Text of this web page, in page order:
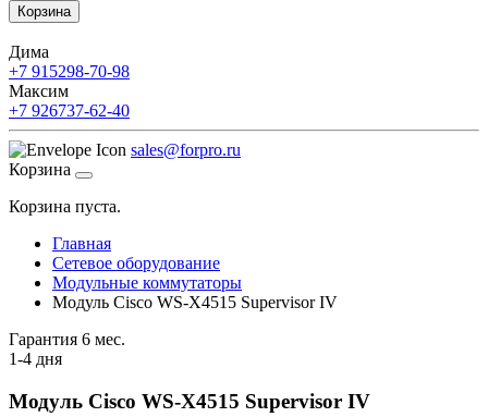
Корзина
Дима
+7 915298-70-98
Максим
+7 926737-62-40
sales@forpro.ru
Корзина
Корзина пуста.
Главная
Сетевое оборудование
Модульные коммутаторы
Модуль Cisco WS-X4515 Supervisor IV
Гарантия 6 мес.
1-4 дня
Модуль Cisco WS-X4515 Supervisor IV